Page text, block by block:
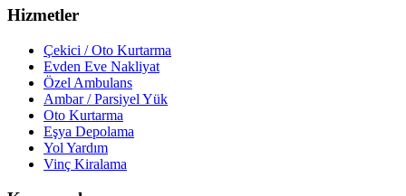
Hizmetler
Çekici / Oto Kurtarma
Evden Eve Nakliyat
Özel Ambulans
Ambar / Parsiyel Yük
Oto Kurtarma
Eşya Depolama
Yol Yardım
Vinç Kiralama